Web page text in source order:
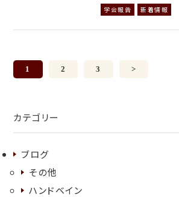
カテゴリー
ブログ
その他
ハンドベイン
学会報告 新着情報
1 2 3 >